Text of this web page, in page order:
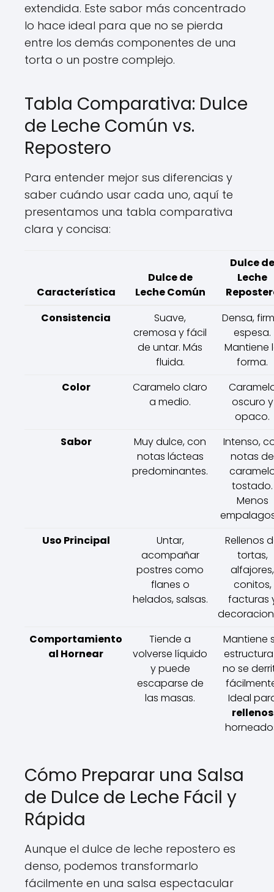
extendida. Este sabor más concentrado
lo hace ideal para que no se pierda
entre los demás componentes de una
torta o un postre complejo.
Tabla Comparativa: Dulce
de Leche Común vs.
Repostero
Para entender mejor sus diferencias y
saber cuándo usar cada uno, aquí te
presentamos una tabla comparativa
clara y concisa:
Característica
Dulce de
Leche Común
Dulce de
Leche
Consistencia
Suave,
cremosa y fácil
de untar. Más
fluida.
Densa,
espesa.
Mantiene
forma.
Color
Caramelo claro
a medio.
oscuro y
opaco.
Sabor
Muy dulce, con
notas lácteas
predominantes.
Intenso,
notas de
tostado.
Menos
Uso Principal
Untar,
acompañar
postres como
flanes o
helados, salsas.
Rellenos
tortas,
alfajores,
conitos,
facturas
Comportamiento
al Hornear
Tiende a
volverse líquido
y puede
escaparse de
las masas.
Mantiene
no se
Ideal
rellenos
Cómo Preparar una Salsa
de Dulce de Leche Fácil y
Rápida
Aunque el dulce de leche repostero es
denso, podemos transformarlo
fácilmente en una salsa espectacular